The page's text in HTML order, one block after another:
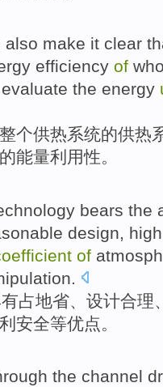
also make it clear
efficiency of
evaluate the energy
整个供热系统的供热
的能量利用性。
bears the
design high
of
占地省、 设计合理
安全等优点 。
the channel